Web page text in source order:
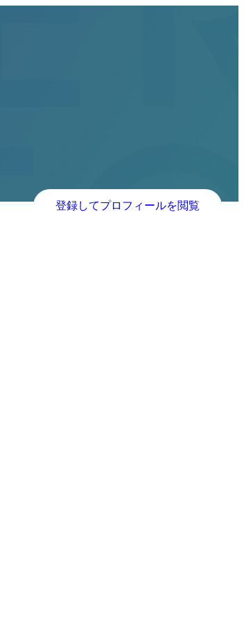
登録してプロフィールを閲覧